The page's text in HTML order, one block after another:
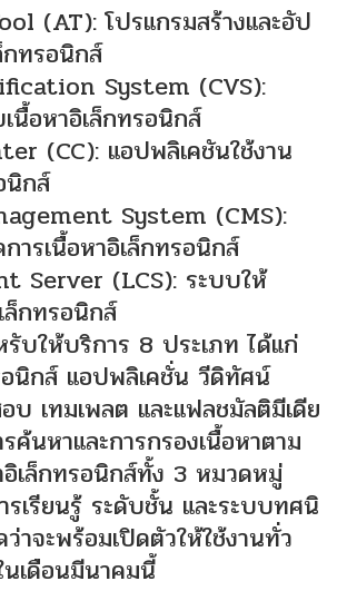
(AT): โปรแกรมสร้างและอัป
กทรอนิกส์
System (CVS):
นื้อหาอิเล็กทรอนิกส์
(CC): แอปพลิเคชันใช้งาน
นิกส์
System (CMS):
ารเนื้อหาอิเล็กทรอนิกส์
Server (LCS): ระบบให้
ล็กทรอนิกส์
รับให้บริการ 8 ประเภท ได้แก่
นิกส์ แอปพลิเคชั่น วีดิทัศน์
บ เทมเพลต และแฟลชมัลติมีเดีย
ค้นหาและการกรองเนื้อหาตาม
เล็กทรอนิกส์ทั้ง 3 หมวดหมู่
รเรียนรู้ ระดับชั้น และระบบทศนิ
าจะพร้อมเปิดตัวให้ใช้งานทั่ว
นเดือนมีนาคมนี้